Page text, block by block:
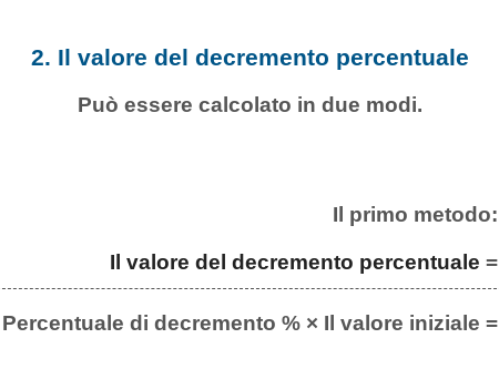
2. Il valore del decremento percentuale
Può essere calcolato in due modi.
Il primo metodo:
Il valore del decremento percentuale =
Percentuale di decremento % × Il valore iniziale =